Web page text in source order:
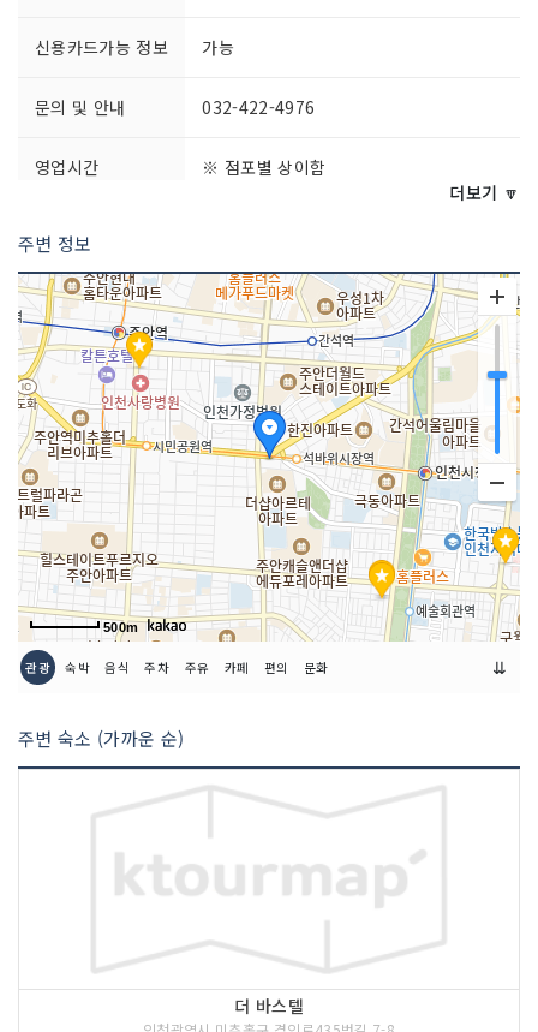
신용카드가능 정보 가능
문의 및 안내 032-422-4976
영업시간 ※ 점포별 상이함
쉬는날 ※ 점포별 상이함
화장실 설명 있음
판매 품목 의류, 가방, 신발, 꽃, 문구 등
더보기 🔽
주변 정보
500m
관광 숙박 음식 주차 주유 카페 편의 문화 ⇊
주변 숙소 (가까운 순)
더 바스텔